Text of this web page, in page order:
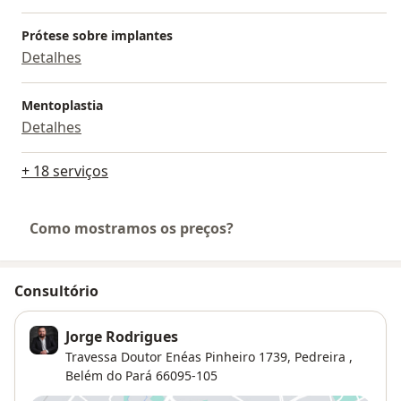
Prótese sobre implantes
Detalhes
Mentoplastia
Detalhes
+ 18 serviços
Como mostramos os preços?
Consultório
Jorge Rodrigues
Travessa Doutor Enéas Pinheiro 1739, Pedreira ,
Belém do Pará 66095-105